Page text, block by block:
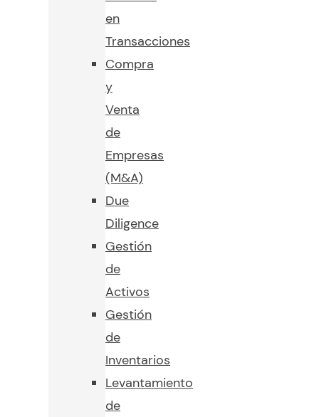
en
Transacciones
Compra
y
Venta
de
Empresas
(M&A)
Due
Diligence
Gestión
de
Activos
Gestión
de
Inventarios
Levantamiento
de